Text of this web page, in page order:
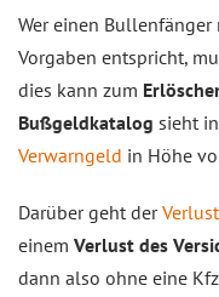
Wer einen
Vorgaben entspricht,
dies kann zum
Bußgeldkatalog sieht
Verwarngeld in Höhe
Darüber geht der
einem Verlust des
dann also ohne eine